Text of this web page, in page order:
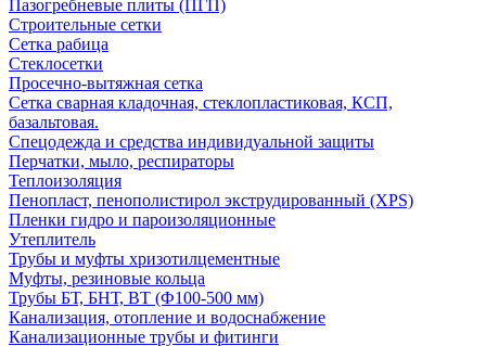
Пазогребневые плиты (ПГП)
Строительные сетки
Сетка рабица
Стеклосетки
Просечно-вытяжная сетка
Сетка сварная кладочная, стеклопластиковая, КСП,
базальтовая.
Спецодежда и средства индивидуальной защиты
Перчатки, мыло, респираторы
Теплоизоляция
Пенопласт, пенополистирол экструдированный (XPS)
Пленки гидро и пароизоляционные
Утеплитель
Трубы и муфты хризотилцементные
Муфты, резиновые кольца
Трубы БТ, БНТ, ВТ (Ф100-500 мм)
Канализация, отопление и водоснабжение
Канализационные трубы и фитинги